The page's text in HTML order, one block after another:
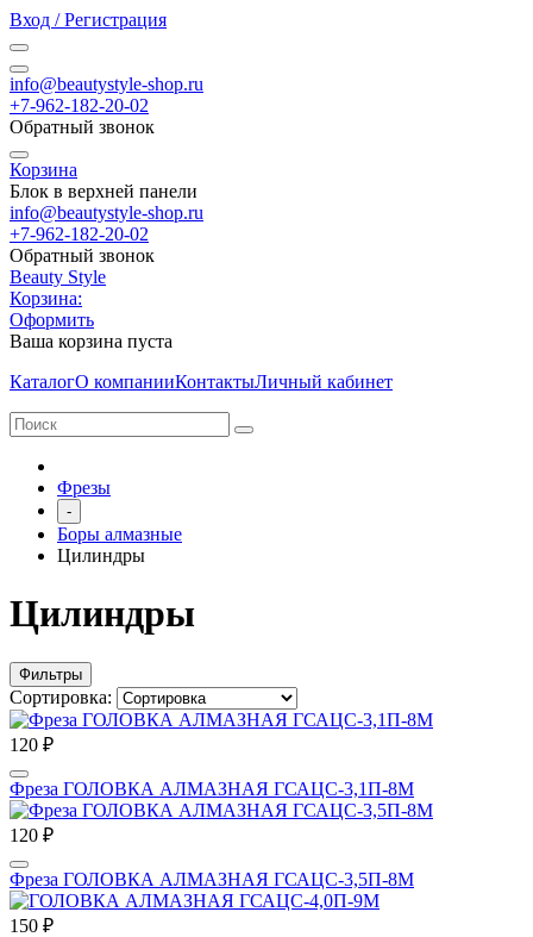
Вход / Регистрация
info@beautystyle-shop.ru
+7-962-182-20-02
Обратный звонок
Корзина
Блок в верхней панели
info@beautystyle-shop.ru
+7-962-182-20-02
Обратный звонок
Beauty Style
Корзина:
Оформить
Ваша корзина пуста
КаталогО компанииКонтактыЛичный кабинет
Фрезы
-
Боры алмазные
Цилиндры
Цилиндры
Фильтры
Сортировка:
120 ₽
Фреза ГОЛОВКА АЛМАЗНАЯ ГСАЦС-3,1П-8М
120 ₽
Фреза ГОЛОВКА АЛМАЗНАЯ ГСАЦС-3,5П-8М
150 ₽